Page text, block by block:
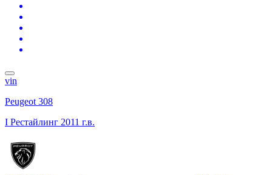
vin
Peugeot 308
I Рестайлинг 2011 г.в.